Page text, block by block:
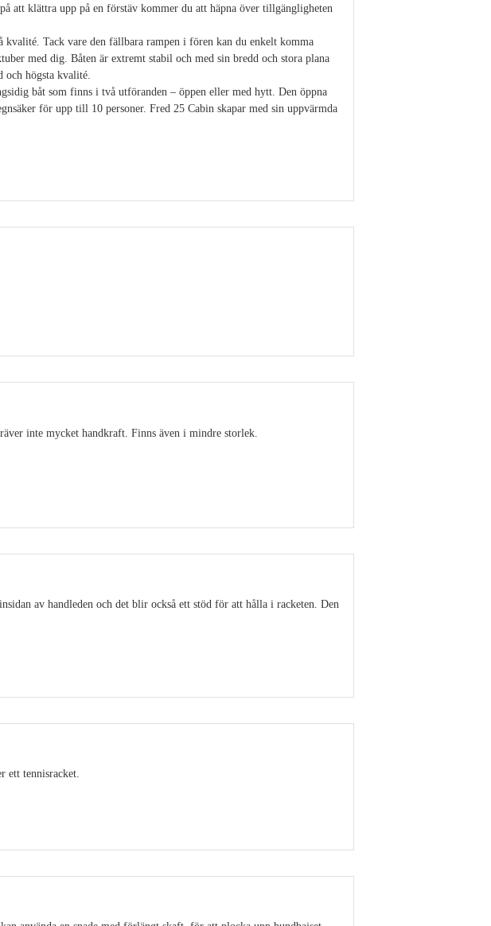
att klättra upp på en förstäv kommer du att häpna över tillgängligheten
Tack vare den fällbara rampen i fören kan du enkelt komma
med dig. Båten är extremt stabil och med sin bredd och stora plana
högsta kvalité.
båt som finns i två utföranden – öppen eller med hytt. Den öppna
för upp till 10 personer. Fred 25 Cabin skapar med sin uppvärmda
inte mycket handkraft. Finns även i mindre storlek.
av handleden och det blir också ett stöd för att hålla i racketen. Den
ett tennisracket.